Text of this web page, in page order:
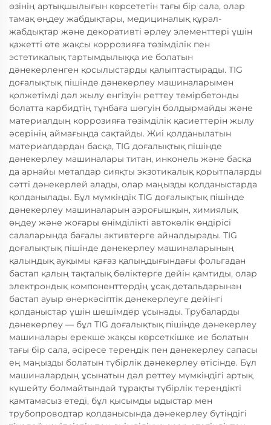
өзінің артықшылығын көрсететін тағы бір сала, олар
тамақ өңдеу жабдықтары, медициналық құрал-
жабдықтар және декоративті әрлеу элементтері үшін
қажетті өте жақсы коррозияға төзімділік пен
эстетикалық тартымдылыққа ие болатын
дәнекерленген қосылыстарды қалыптастырады. TIG
доғалықтық пішінде дәнекерлеу машиналарымен
қолжетімді дәл жылу енгізуін реттеу темірбетонды
болатта карбидтің тұнбаға шөгуін болдырмайды және
материалдың коррозияға төзімділік қасиеттерін жылу
әсерінің аймағында сақтайды. Жиі қолданылатын
материалдардан басқа, TIG доғалықтық пішінде
дәнекерлеу машиналары титан, инконель және басқа
да арнайы металдар сияқты экзотикалық қорытпаларды
сәтті дәнекерлей алады, олар маңызды қолданыстарда
қолданылады. Бұл мүмкіндік TIG доғалықтық пішінде
дәнекерлеу машиналарын аэроғышқын, химиялық
өңдеу және жоғары өнімділікті автокөлік өндірісі
салаларында бағалы активтерге айналдырады. TIG
доғалықтық пішінде дәнекерлеу машиналарының
қалыңдық ауқымы қағаз қалыңдығындағы фольгадан
бастап қалың тақталық бөліктерге дейін қамтиды, олар
электрондық компоненттердің ұсақ детальдарынан
бастап ауыр өнеркәсіптік дәнекерлеуге дейінгі
қолданыстар үшін шешімдер ұсынады. Трубаларды
дәнекерлеу — бұл TIG доғалықтық пішінде дәнекерлеу
машиналары ерекше жақсы көрсеткішке ие болатын
тағы бір сала, әсіресе тереңдік пен дәнекерлеу сапасы
ең маңызды болатын түбірлік дәнекерлеу өтісінде. Бұл
машиналардың ұсынатын дәл реттеу мүмкіндігі артық
күшейту болмайтындай тұрақты түбірлік тереңдікті
қамтамасыз етеді, бұл қысымды ыдыстар мен
трубопроводтар қолданысында дәнекерлеу бүтіндігі